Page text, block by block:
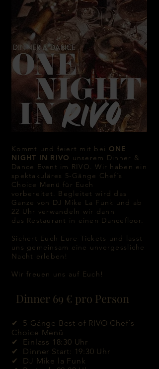
Kommt und feiert mit bei ONE
NIGHT IN RIVO unserem Dinner &
Dance Event im RIVO. Wir haben ein
spektakuläres 5-Gänge Chef´s
Choice Menü für Euch
vorbereitet. Begleitet wird das
Ganze von DJ Mike La Funk und ab
22 Uhr verwandeln wir dann
das Restaurant in einen Dancefloor.
Sichert Euch Eure Tickets und lasst
uns gemeinsam eine unvergessliche
Nacht erleben!
Wir freuen uns auf Euch!
Dinner 69 € pro Person
✔ 5-Gänge Best of RIVO Chef´s
Choice Menü
✔ Einlass 18:30 Uhr
✔ Dinner Start: 19:30 Uhr
✔ DJ Mike la Funk